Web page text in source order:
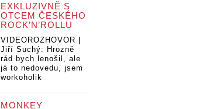
EXKLUZIVNĚ S
OTCEM ČESKÉHO
ROCK’N’ROLLU
VIDEOROZHOVOR |
Jiří Suchý: Hrozně
rád bych lenošil, ale
já to nedovedu, jsem
workoholik
MONKEY